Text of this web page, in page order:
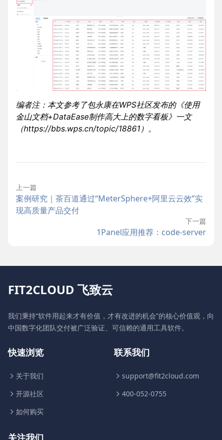
编者注：本文参考了包永康在WPS社区发布的《使用
金山文档+DataEase制作高大上的数字看板》一文
（https://bbs.wps.cn/topic/18861 ）。
上一篇
案例研究｜茶百道通过“MeterSphere+阿里云云效”实
现高质量产品交付
下一篇
1Panel应用推荐：code-server
FIT2CLOUD 飞致云
我们秉持“软件用起来才有价值，才有改进的机会”的核心价值观，向
中国数字化团队交付被广泛验证、可信赖的通用工具软件。
快速浏览
关于我们
开源社区
如何购买
联系我们
support@fit2cloud.com
400-052-0755